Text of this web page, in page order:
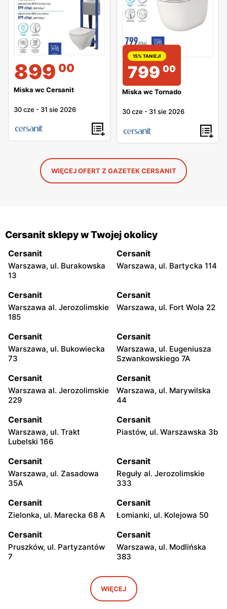
899 00
Miska wc Cersanit
30 cze - 31 sie 2026
15% TANIEJ!
799 00
Miska wc Tornado
30 cze - 31 sie 2026
WIĘCEJ OFERT Z GAZETEK CERSANIT
Cersanit sklepy w Twojej okolicy
Cersanit
Warszawa, ul. Burakowska
13
Cersanit
Warszawa, ul. Bartycka 114
Cersanit
Warszawa al. Jerozolimskie
185
Cersanit
Warszawa, ul. Fort Wola 22
Cersanit
Warszawa, ul. Bukowiecka
73
Cersanit
Warszawa, ul. Eugeniusza
Szwankowskiego 7A
Cersanit
Warszawa al. Jerozolimskie
229
Cersanit
Warszawa, ul. Marywilska
44
Cersanit
Warszawa, ul. Trakt
Lubelski 166
Cersanit
Piastów, ul. Warszawska 3b
Cersanit
Warszawa, ul. Zasadowa
35A
Cersanit
Reguły al. Jerozolimskie
333
Cersanit
Zielonka, ul. Marecka 68 A
Cersanit
Łomianki, ul. Kolejowa 50
Cersanit
Pruszków, ul. Partyzantów
7
Cersanit
Warszawa, ul. Modlińska
383
Ożarów Mazowiecki, ul.
Cersanit
Pruszków Al. Jerozolimskie
451
WIĘCEJ